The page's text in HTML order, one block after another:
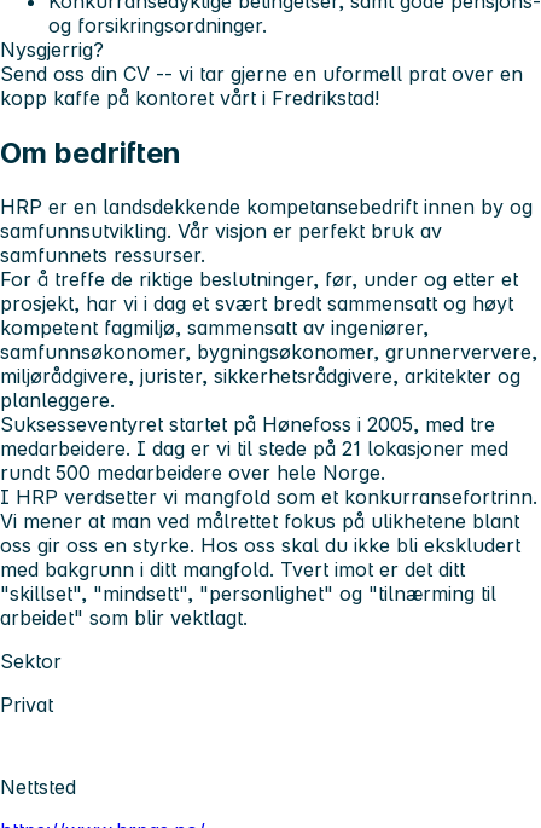
og forsikringsordninger.
Nysgjerrig?
Send oss din CV -- vi tar gjerne en uformell prat over en
kopp kaffe på kontoret vårt i Fredrikstad!
Om bedriften
HRP er en landsdekkende kompetansebedrift innen by og
samfunnsutvikling. Vår visjon er perfekt bruk av
samfunnets ressurser.
For å treffe de riktige beslutninger, før, under og etter et
prosjekt, har vi i dag et svært bredt sammensatt og høyt
kompetent fagmiljø, sammensatt av ingeniører,
samfunnsøkonomer, bygningsøkonomer, grunnerververe,
miljørådgivere, jurister, sikkerhetsrådgivere, arkitekter og
planleggere.
Suksesseventyret startet på Hønefoss i 2005, med tre
medarbeidere. I dag er vi til stede på 21 lokasjoner med
rundt 500 medarbeidere over hele Norge.
I HRP verdsetter vi mangfold som et konkurransefortrinn.
Vi mener at man ved målrettet fokus på ulikhetene blant
oss gir oss en styrke. Hos oss skal du ikke bli ekskludert
med bakgrunn i ditt mangfold. Tvert imot er det ditt
"skillset", "mindsett", "personlighet" og "tilnærming til
arbeidet" som blir vektlagt.
Sektor
Privat
Nettsted